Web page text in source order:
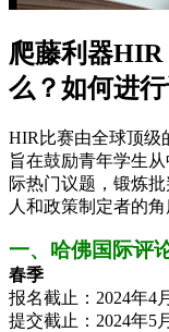
爬藤利器HIR
么？如何进行
HIR比赛由全球顶级
旨在鼓励青年学生
际热门议题，锻炼
人和政策制定者的角
一、哈佛国际评
春季
报名截止：2024年4
提交截止：2024年5